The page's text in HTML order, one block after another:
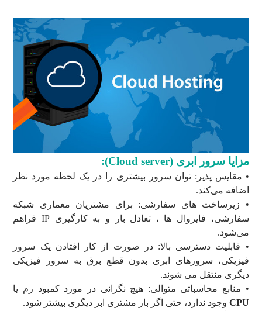
مزایا سرور ابری (Cloud server):
• مقایس پذیر: توان سرور بیشتری را در یک لحظه مورد نظر
اضافه می‌کند.
• زیرساخت های سفارشی: برای مشتریان معماری شبکه
سفارشی، فایروال ها ، تعادل بار و به کارگیری IP فراهم
می‌شود.
• قابلیت دسترسی بالا: در صورت از کار افتادن یک سرور
فیزیکی، سرورهای ابری بدون قطع برق به سرور فیزیکی
دیگری منتقل می شوند.
• منابع محاسباتی متوالی: هیچ نگرانی در مورد کمبود رم یا
CPU وجود ندارد، حتی اگر بار مشتری ابر دیگری بیشتر شود.